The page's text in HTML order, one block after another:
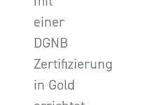
einer
DGNB
Zertifizierung
in Gold